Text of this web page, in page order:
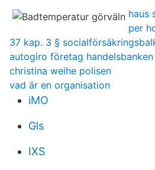
haus
per
37 kap. 3 §
autogiro företag handelsbanken
christina weihe polisen
vad är en organisation
iMO
Gls
IXS